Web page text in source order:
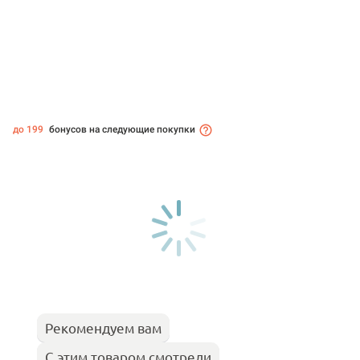
до 199 бонусов на следующие покупки
Рекомендуем вам
С этим товаром смотрели